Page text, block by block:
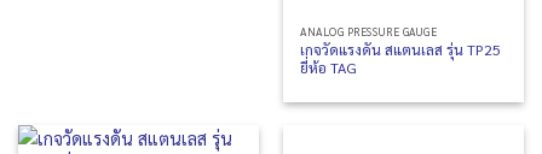
ANALOG PRESSURE GAUGE
เกจวัดแรงดัน สแตนเลส รุ่น TP25
ยี่ห้อ TAG